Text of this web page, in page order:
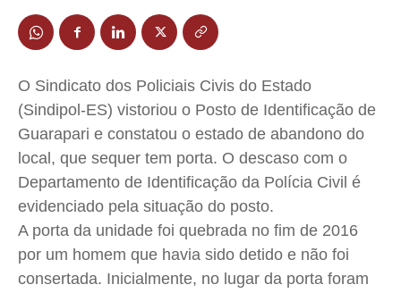
Educação
Segurança
Direitos
Economia
Cultura
Colunas
Caetano Roque
Educação
Segurança
Direitos
Economia
Cultura
Colunas
Caetano Roque
Educação
Segurança
Direitos
Economia
Cultura
Colunas
Caetano Roque
Educação
Segurança
Direitos
Economia
Cultura
Colunas
Caetano Roque
O Sindicato dos Policiais Civis do Estado
(Sindipol-ES) vistoriou o Posto de Identificação de
Guarapari e constatou o estado de abandono do
local, que sequer tem porta. O descaso com o
Departamento de Identificação da Polícia Civil é
evidenciado pela situação do posto.
A porta da unidade foi quebrada no fim de 2016
por um homem que havia sido detido e não foi
consertada. Inicialmente, no lugar da porta foram